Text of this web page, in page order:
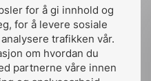
for å gi innhold og
for å levere sosiale
trafikken vår.
om hvordan du
partnerne våre innen
toppen